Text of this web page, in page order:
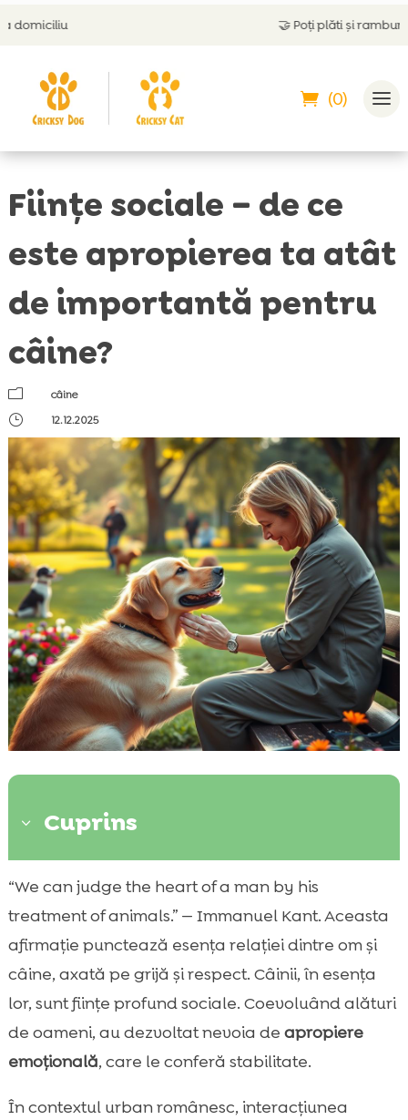
Poți plăti și ramburs
(0)
Ființe sociale – de ce
este apropierea ta atât
de importantă pentru
câine?
m
câine
}
12.12.2025
3 Cuprins
 Legătura câine-om: ce înseamnă cu
adevărat apropierea
Beneficiile emoționale ale apropierii pentru
timp petrecut zilnic cu câinele
Comunicarea nonverbală: cum ne citim
unul pe altul

Jocul ghidat: stimulare mentală și legătură
“We can judge the heart of a man by his
treatment of animals.” — Immanuel Kant. Aceasta
afirmație punctează esența relației dintre om și
câine, axată pe grijă și respect. Câinii, în esența
lor, sunt ființe profund sociale. Coevoluând alături
de oameni, au dezvoltat nevoia de apropiere
emoțională, care le conferă stabilitate.
În contextul urban românesc, interacțiunea